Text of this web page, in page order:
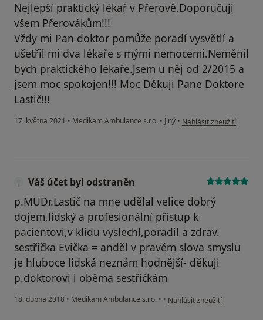
Nejlepší praktický lékař v Přerově.Doporučuji
všem Přerovákům!!!
Vždy mi Pan doktor pomůže poradí vysvětlí a
ušetřil mi dva lékaře s mými nemocemi.Neměnil
bych praktického lékaře.Jsem u něj od 2/2015 a
jsem moc spokojen!!! Moc Děkuji Pane Doktore
Lastič!!!
17. května 2021 • Medikam Ambulance s.r.o. • Jiný • podle názoru uživatele
Nahlásit zneužití
Váš účet byl odstraněn
p.MUDr.Lastič na mne udělal velice dobrý
dojem,lidský a profesionální přístup k
pacientovi,v klidu vyslechl,poradil a zdrav.
sestřička Evička = anděl v pravém slova smyslu
je hluboce lidská neznám hodnější- děkuji
p.doktorovi i oběma sestřičkám
18. dubna 2018 • Medikam Ambulance s.r.o. • • podle názoru uživatele Váš
Nahlásit zneužití